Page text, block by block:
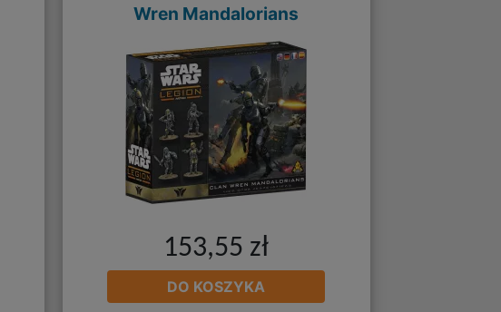
Wren Mandalorians
153,55 zł
DO KOSZYKA